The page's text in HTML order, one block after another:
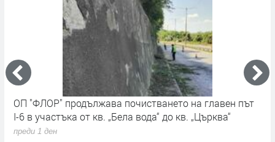
ОП "ФЛОР" продължава почистването на главен път
I-6 в участъка от кв. „Бела вода“ до кв. „Църква“
преди 1 ден